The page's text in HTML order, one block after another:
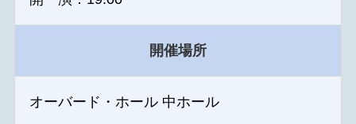
開催場所
オーバード・ホール 中ホール